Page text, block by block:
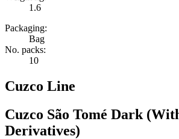
1.6
Packaging:
Bag
No. packs:
10
Cuzco Line
Cuzco São Tomé Dark
Derivatives)